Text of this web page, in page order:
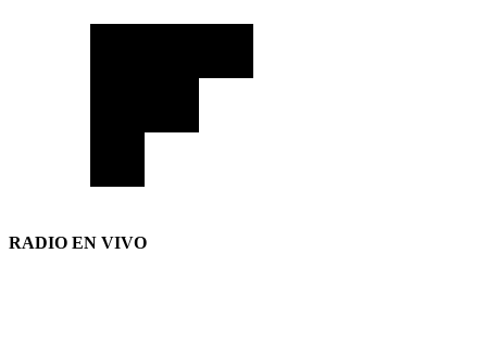
RADIO EN VIVO